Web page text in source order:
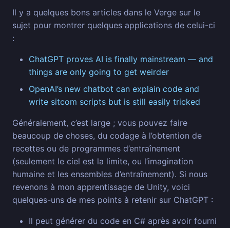
Il y a quelques bons articles dans le Verge sur le
sujet pour montrer quelques applications de celui-ci
:
ChatGPT proves AI is finally mainstream — and
things are only going to get weirder
OpenAI’s new chatbot can explain code and
write sitcom scripts but is still easily tricked
Généralement, c’est large ; vous pouvez faire
beaucoup de choses, du codage à l’obtention de
recettes ou de programmes d’entraînement
(seulement le ciel est la limite, ou l’imagination
humaine et les ensembles d’entraînement). Si nous
revenons à mon apprentissage de Unity, voici
quelques-uns de mes points à retenir sur ChatGPT :
Il peut générer du code en C# après avoir fourni